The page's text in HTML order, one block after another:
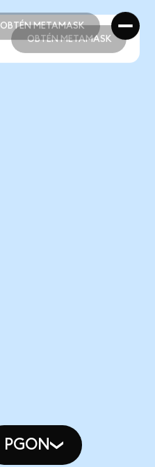
OBTÉN METAMASK
OBTÉN METAMASK
OBTÉN METAMASK
PGON